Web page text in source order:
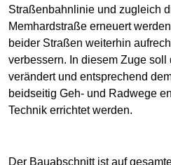
Straßenbahnlinie und zugleich
Memhardstraße erneuert
beider Straßen weiterhin
verbessern. In diesem Zuge
verändert und entsprechend
beidseitig Geh- und Radwege
Technik errichtet werden.
Der Bauabschnitt ist auf